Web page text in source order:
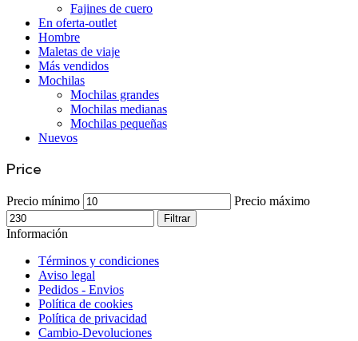
Fajines de cuero
En oferta-outlet
Hombre
Maletas de viaje
Más vendidos
Mochilas
Mochilas grandes
Mochilas medianas
Mochilas pequeñas
Nuevos
Price
Precio mínimo Precio máximo
Filtrar
Información
Términos y condiciones
Aviso legal
Pedidos - Envios
Política de cookies
Política de privacidad
Cambio-Devoluciones